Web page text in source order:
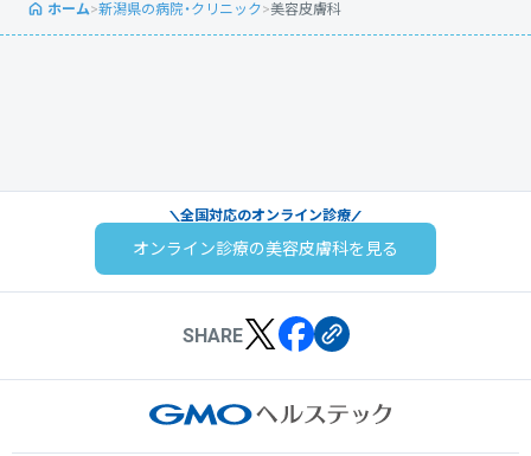
ホーム>新潟県の病院・クリニック>美容皮膚科
全国対応のオンライン診療
オンライン診療の美容皮膚科を見る
SHARE